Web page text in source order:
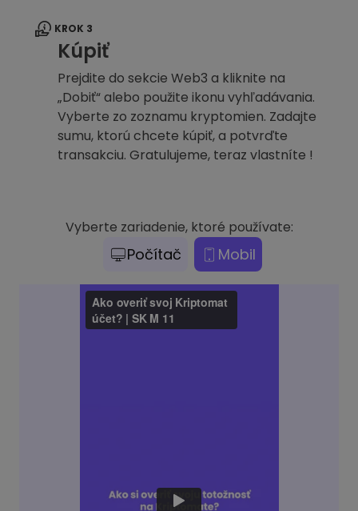
KROK 3
Kúpiť
Prejdite do sekcie Web3 a kliknite na
„Dobiť“ alebo použite ikonu vyhľadávania.
Vyberte zo zoznamu kryptomien. Zadajte
sumu, ktorú chcete kúpiť, a potvrďte
transakciu. Gratulujeme, teraz vlastníte !
Vyberte zariadenie, ktoré používate:
Počítač Mobil